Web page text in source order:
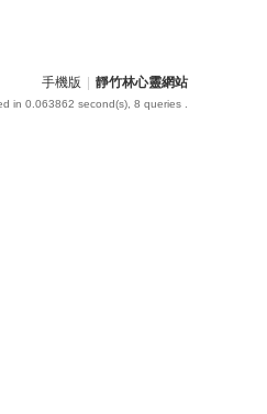
手機版 靜竹林心靈網站
in 0.063862 second(s), 8 queries .